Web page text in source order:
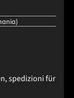
, spedizionifür